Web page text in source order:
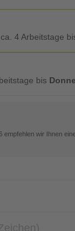
ca. 4 Arbeitstage
bis
empfehlen wir Ihnen